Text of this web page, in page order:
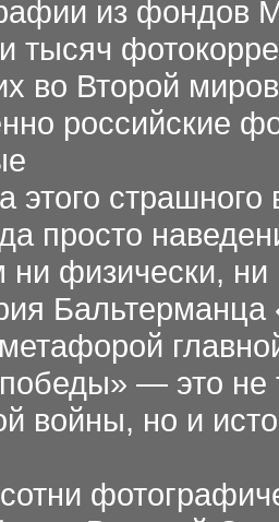
из
тысяч
во Второй
российские
этого
просто
физически,
Бальтерманца
— это не
войны, но и